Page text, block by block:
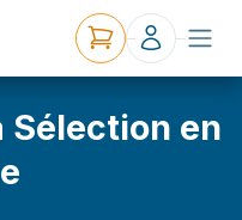
Sélection en